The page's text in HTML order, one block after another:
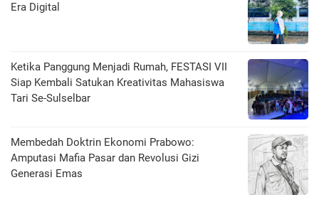
Era Digital
Ketika Panggung Menjadi Rumah, FESTASI VII
Siap Kembali Satukan Kreativitas Mahasiswa
Tari Se-Sulselbar
Membedah Doktrin Ekonomi Prabowo:
Amputasi Mafia Pasar dan Revolusi Gizi
Generasi Emas